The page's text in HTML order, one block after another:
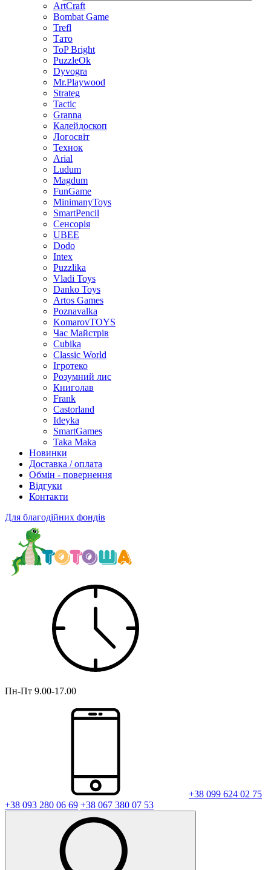
ArtCraft
Bombat Game
Trefl
Тато
ToP Bright
PuzzleOk
Dyvogra
Mr.Playwood
Strateg
Tactic
Granna
Калейдоскоп
Логосвіт
Технок
Arial
Ludum
Magdum
FunGame
MinimanyToys
SmartPencil
Сенсорія
UBEE
Dodo
Intex
Puzzlika
Vladi Toys
Danko Toys
Artos Games
Poznavalka
KomarovTOYS
Час Майстрів
Cubika
Classic World
Ігротеко
Розумний лис
Книголав
Frank
Castorland
Ideyka
SmartGames
Taka Maka
Новинки
Доставка / оплата
Обмін - повернення
Відгуки
Контакти
Для благодійних фондів
Пн-Пт 9.00-17.00
+38 099 624 02 75
+38 093 280 06 69 +38 067 380 07 53